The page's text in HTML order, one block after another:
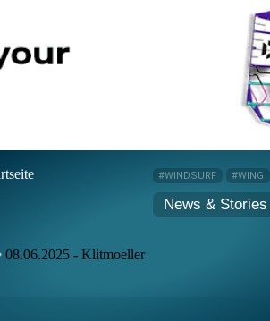
#WINDSURF #WING
News & Stories
08.06.2025 - Klitmoeller